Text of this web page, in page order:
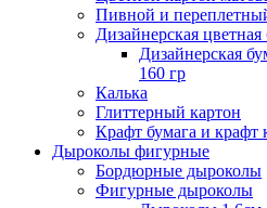
Пивной и
Дизайнерская цветная
Дизайнерская
160 гр
Калька
Глиттерный картон
Крафт бумага и крафт
Дыроколы фигурные
Бордюрные дыроколы
Фигурные дыроколы